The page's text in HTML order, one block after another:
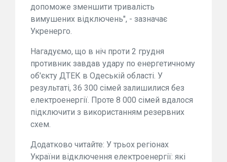
допоможе зменшити тривалість
вимушених відключень", - зазначає
Укренерго.
Нагадуємо, що в ніч проти 2 грудня
противник завдав удару по енергетичному
об'єкту ДТЕК в Одеській області. У
результаті, 36 300 сімей залишилися без
електроенергії. Проте 8 000 сімей вдалося
підключити з використанням резервних
схем.
Додатково читайте: У трьох регіонах
України відключення електроенергії: які